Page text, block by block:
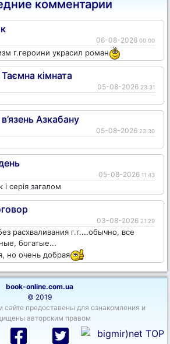
комментарии
06-08-2026 00:00
г.героини украсил роман
Таємна кімната
05-08-2026 23:31
Азкабану
05-08-2026 23:30
05-08-2026 11:43
і серія загалом
03-08-2026 21:29
расхваливания г.г....обычно, все
богатые...
но очень добрая
book-online.com.ua
© 2019
сайте предоставены для ознакомления и
авторским правом